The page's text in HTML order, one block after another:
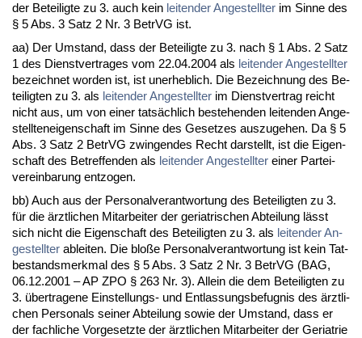
der Be­tei­lig­te zu 3. auch kein lei­ten­der An­ge­stell­ter im Sin­ne des
§ 5 Abs. 3 Satz 2 Nr. 3 Be­trVG ist.
aa) Der Um­stand, dass der Be­tei­lig­te zu 3. nach § 1 Abs. 2 Satz
1 des Dienst­ver­tra­ges vom 22.04.2004 als lei­ten­der An­ge­stell­ter
be­zeich­net wor­den ist, ist un­er­heb­lich. Die Be­zeich­nung des Be­
tei­lig­ten zu 3. als lei­ten­der An­ge­stell­ter im Dienst­ver­trag reicht
nicht aus, um von ei­ner tatsächlich be­ste­hen­den lei­ten­den An­ge­
stell­ten­ei­gen­schaft im Sin­ne des Ge­set­zes aus­zu­ge­hen. Da § 5
Abs. 3 Satz 2 Be­trVG zwin­gen­des Recht dar­stellt, ist die Ei­gen­
schaft des Be­tref­fen­den als lei­ten­der An­ge­stell­ter ei­ner Par­tei­
ver­ein­ba­rung ent­zo­gen.
bb) Auch aus der Per­so­nal­ver­ant­wor­tung des Be­tei­lig­ten zu 3.
für die ärzt­li­chen Mit­ar­bei­ter der ger­ia­tri­schen Ab­tei­lung lässt
sich nicht die Ei­gen­schaft des Be­tei­lig­ten zu 3. als lei­ten­der An­
ge­stell­ter ab­lei­ten. Die bloße Per­so­nal­ver­ant­wor­tung ist kein Tat­
be­stands­merk­mal des § 5 Abs. 3 Satz 2 Nr. 3 Be­trVG (BAG,
06.12.2001 – AP ZPO § 263 Nr. 3). Al­lein die dem Be­tei­lig­ten zu
3. über­tra­ge­ne Ein­stel­lungs- und Ent­las­sungs­be­fug­nis des ärzt­li­
chen Per­so­nals sei­ner Ab­tei­lung so­wie der Um­stand, dass er
der fach­li­che Vor­ge­setz­te der ärzt­li­chen Mit­ar­bei­ter der Ger­ia­trie